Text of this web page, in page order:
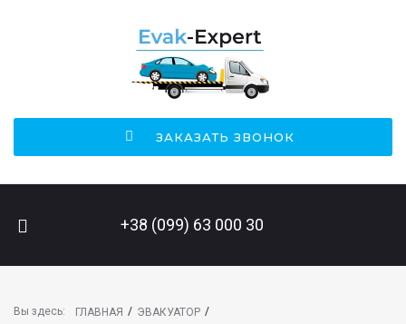
ЗАКАЗАТЬ ЗВОНОК
+38 (099) 63 000 30
Вы здесь: ГЛАВНАЯ / ЭВАКУАТОР /
ПОИСК НА САЙТЕ